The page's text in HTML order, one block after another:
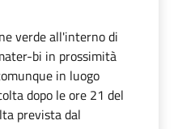
verde all'interno di
bi in prossimità
in luogo
dopo le ore 21 del
prevista dal